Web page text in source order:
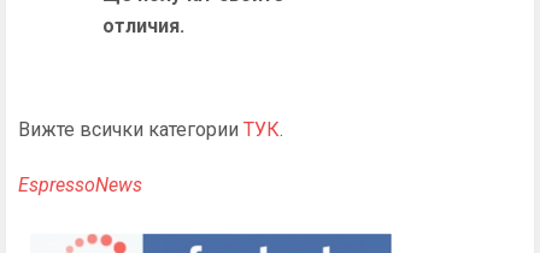
отличия.
Вижте всички категории ТУК.
EspressoNews